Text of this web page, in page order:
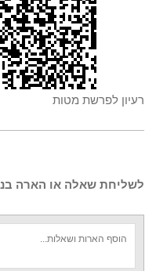
רעיון לפרשת מטות
לשליחת שאלה או הארה